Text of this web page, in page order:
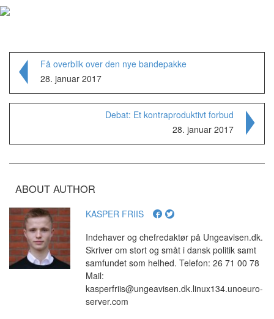
Få overblik over den nye bandepakke
28. januar 2017
Debat: Et kontraproduktivt forbud
28. januar 2017
ABOUT AUTHOR
KASPER FRIIS
Indehaver og chefredaktør på Ungeavisen.dk.
Skriver om stort og småt i dansk politik samt
samfundet som helhed. Telefon: 26 71 00 78
Mail:
kasperfriis@ungeavisen.dk.linux134.unoeuro-
server.com